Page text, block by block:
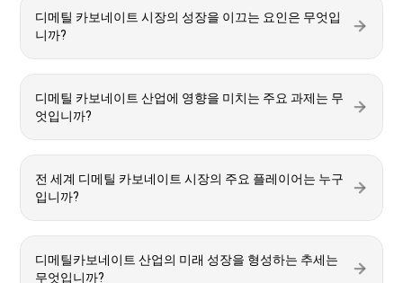
디메틸 카보네이트 시장의 성장을 이끄는 요인은 무엇입
니까?
디메틸 카보네이트 산업에 영향을 미치는 주요 과제는 무
엇입니까?
전 세계 디메틸 카보네이트 시장의 주요 플레이어는 누구
입니까?
디메틸카보네이트 산업의 미래 성장을 형성하는 추세는
무엇입니까?